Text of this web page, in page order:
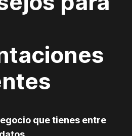
que tienes entre